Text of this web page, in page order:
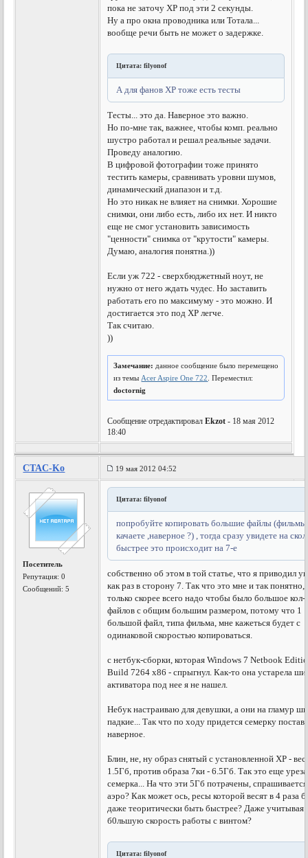
пока не заточу ХР под эти 2 секунды.
Ну а про окна проводника или Тотала...
вообще речи быть не может о задержке.
Цитата: filyonof
А для фанов ХР тоже есть тесты
Тесты... это да. Наверное это важно.
Но по-мне так, важнее, чтобы комп. реально
шустро работал и решал реальные задачи.
Проведу аналогию.
В цифровой фотографии тоже принято
тестить камеры, сравнивать уровни шумов,
динамический диапазон и т.д.
Но это никак не влияет на снимки. Хорошие
снимки, они либо есть, либо их нет. И никто
еще не смог установить зависимость
"ценности" снимка от "крутости" камеры.
Думаю, аналогия понятна.))
Если уж 722 - сверхбюджетный ноут, не
нужно от него ждать чудес. Но заставить
работать его по максимуму - это можно. И
достигается это под ХР легче.
Так считаю.
))
Замечание: данное сообщение было перемещено
из темы Acer Aspire One 722 . Переместил:
doctornig
Сообщение отредактировалEkzot - 18 мая 2012
18:40
CTAC-Ko 19 мая 2012 04:52
Посетитель
Репутация:0
Сообщений: 5
Цитата: filyonof
попробуйте копировать большие файлы (фильмы
качаете ,наверное ?) , тогда сразу увидете на
быстрее это происходит на 7-е
собственно об этом в той статье, что я приводил
как раз в сторону 7. Так что это мне и так понятно,
только скорее всего надо чтобы было большое кол-
файлов с общим большим размером, потому что 1
большой файл, типа фильма, мне кажеться будет с
одинаковой скоростью копироваться.
с нетбук-сборки, которая Windows 7 Netbook
Build 7264 x86 - спрыгнул. Как-то она устарела
активатора под нее я не нашел.
Небук настраиваю для девушки, а они на гламур
падкие... Так что по ходу придется семерку
наверное.
Блин, не, ну образ снятый с установленной ХР -
1.5Гб, против образа 7ки - 6.5Гб. Так это еще
семерка... На что эти 5Гб потрачены,
аэро? Как может ось, ресы которой весят в 4 раза
даже теоритически быть быстрее? Даже учитывая
б0льшую скорость работы с винтом?
Цитата: filyonof